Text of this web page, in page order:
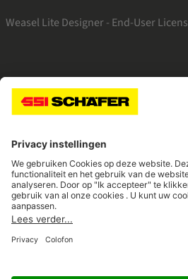
Weasel Lite Designer - End-User
SSI facebookSSI linkedinSSI youtube
Navigate to home page